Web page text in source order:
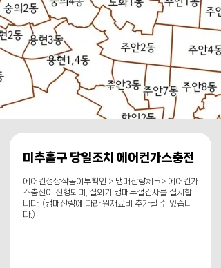
미추홀구 당일조치 에어컨가스충전
에어컨정상작동여부확인 > 냉매잔량체크> 에어컨가
스충전이 진행되며, 실외기 냉매누설검사를 실시합
니다. (냉매잔량에 따라 원재료비 추가될 수 있습니
다.)